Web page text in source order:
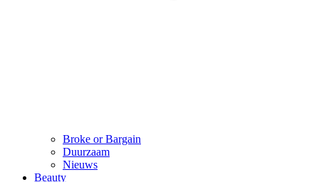
Broke or Bargain
Duurzaam
Nieuws
Beauty